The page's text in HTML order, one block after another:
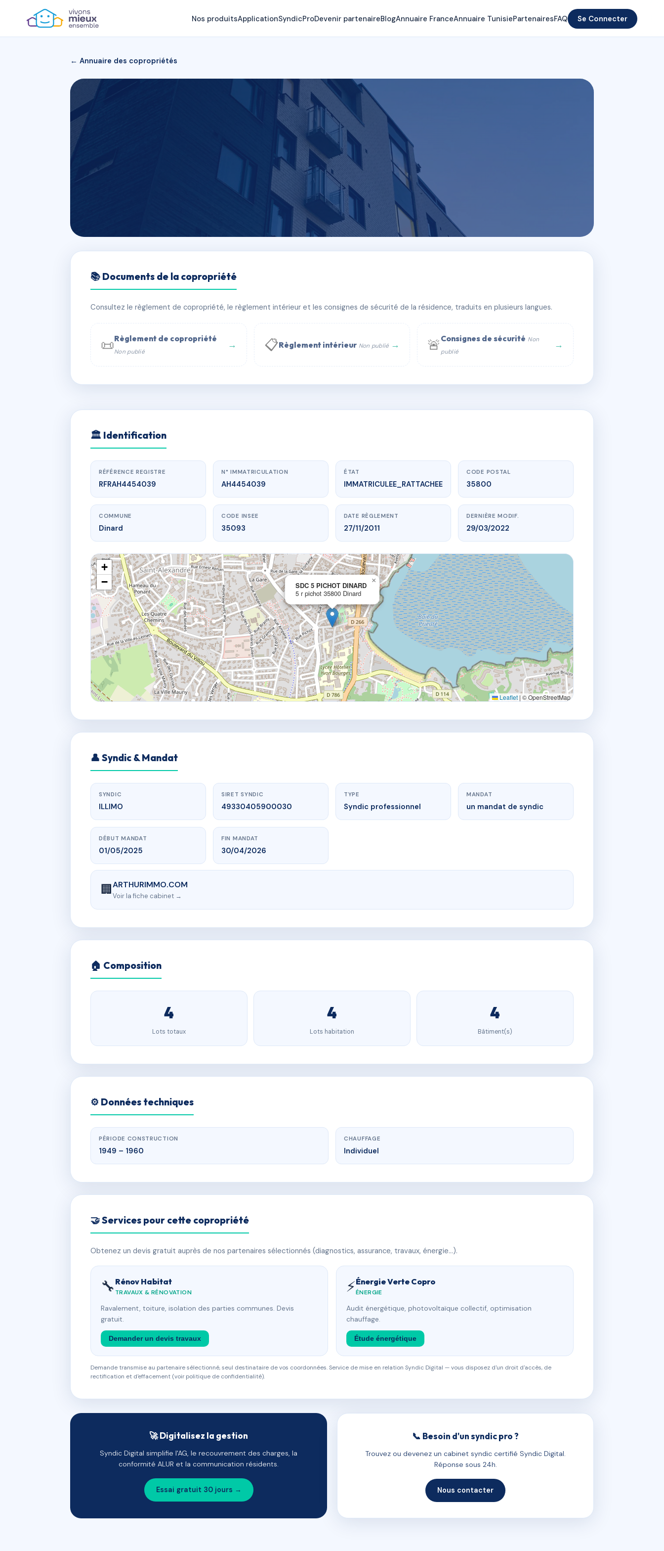
Nos produitsApplicationSyndicProDevenir partenaireBlogAnnuaire FranceAnnuaire TunisiePartenairesFAQ Se Connecter
← Annuaire des copropriétés
SDC 5 PICHOT DINARD
📍 5 r pichot 35800 Dinard
📞 Contacter Syndic Digital 💬 WhatsApp
📚 Documents de la copropriété
Consultez le règlement de copropriété, le règlement intérieur et les consignes de sécurité de la résidence, traduits en plusieurs langues.
📜Règlement de copropriété
Non publié
→ 📋Règlement intérieur Non publié → 🚨 Consignes de sécurité Non
publié
→
AH4454039 🇫🇷
www.vme.plus/AH4454039
SDC 5 PICHOT DINARD
5 r pichot35800 Dinard
🏛 Identification
RÉFÉRENCE REGISTRE
RFRAH4454039
N° IMMATRICULATION
AH4454039
ÉTAT
IMMATRICULEE_RATTACHEE
CODE POSTAL
35800
COMMUNE
Dinard
CODE INSEE
35093
DATE RÈGLEMENT
27/11/2011
DERNIÈRE MODIF.
29/03/2022
SDC 5 PICHOT DINARD
5 r pichot 35800 Dinard
×
+
−
Leaflet | © OpenStreetMap
👤 Syndic & Mandat
SYNDIC
ILLIMO
SIRET SYNDIC
49330405900030
TYPE
Syndic professionnel
MANDAT
un mandat de syndic
DÉBUT MANDAT
01/05/2025
FIN MANDAT
30/04/2026
🏢ARTHURIMMO.COM
Voir la fiche cabinet →
🏠 Composition
4
Lots totaux
4
Lots habitation
4
Bâtiment(s)
⚙️ Données techniques
PÉRIODE CONSTRUCTION
1949 – 1960
CHAUFFAGE
Individuel
🤝 Services pour cette copropriété
Obtenez un devis gratuit auprès de nos partenaires sélectionnés (diagnostics, assurance, travaux, énergie…).
🔧 Rénov Habitat
TRAVAUX & RÉNOVATION
Ravalement, toiture, isolation des parties communes. Devis
gratuit.
Demander un devis travaux
⚡Énergie Verte Copro
ÉNERGIE
Audit énergétique, photovoltaïque collectif, optimisation
chauffage.
Étude énergétique
Demande transmise au partenaire sélectionné, seul destinataire de vos coordonnées. Service de mise en relation Syndic Digital — vous disposez d'un droit d'accès, de
rectification et d'effacement (voir politique de confidentialité).
🚀 Digitalisez la gestion
Syndic Digital simplifie l'AG, le recouvrement des charges, la
conformité ALUR et la communication résidents.
Essai gratuit 30 jours →
📞 Besoin d'un syndic pro ?
Trouvez ou devenez un cabinet syndic certifié Syndic Digital.
Réponse sous 24h.
Nous contacter